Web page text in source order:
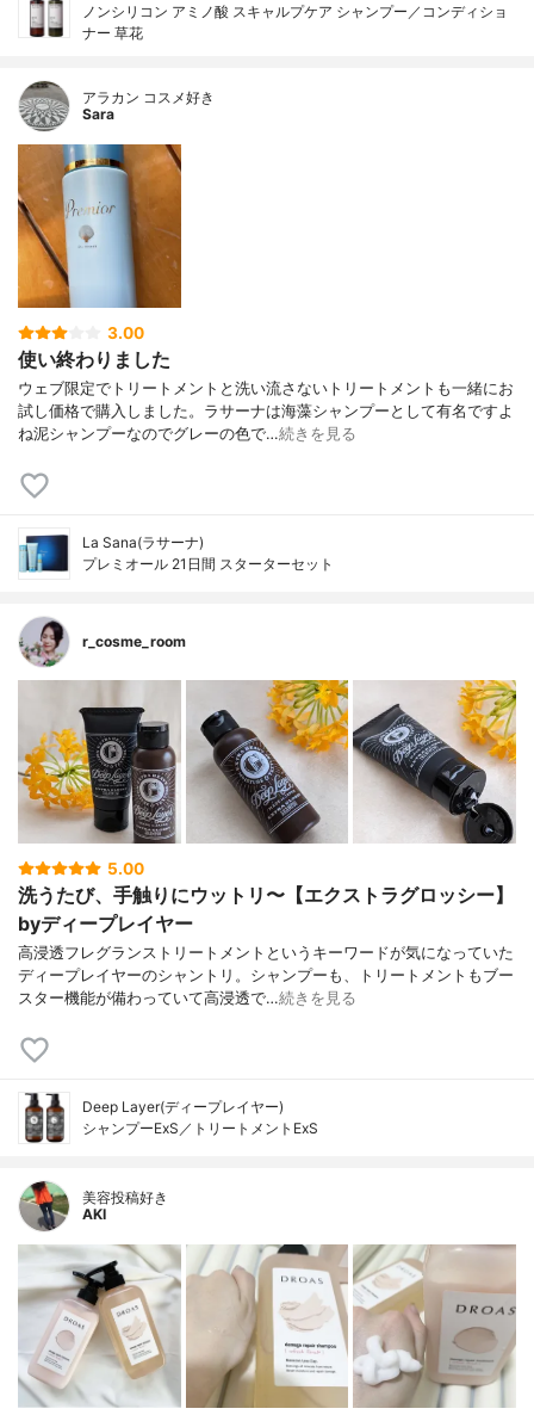
ノンシリコン アミノ酸 スキャルプケア シャンプー／コンディショ
ナー 草花
アラカン コスメ好き
Sara
3.00
使い終わりました
ウェブ限定でトリートメントと洗い流さないトリートメントも一緒にお
試し価格で購入しました。ラサーナは海藻シャンプーとして有名ですよ
ね泥シャンプーなのでグレーの色で…続きを見る
La Sana(ラサーナ)
プレミオール 21日間 スターターセット
r_cosme_room
5.00
洗うたび、手触りにウットリ〜【エクストラグロッシー】
byディープレイヤー
高浸透フレグランストリートメントというキーワードが気になっていた
ディープレイヤーのシャントリ。シャンプーも、トリートメントもブー
スター機能が備わっていて高浸透で…続きを見る
Deep Layer(ディープレイヤー)
シャンプーExS／トリートメントExS
美容投稿好き
AKI